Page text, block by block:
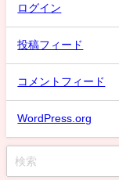
ログイン
投稿フィード
コメントフィード
WordPress.org